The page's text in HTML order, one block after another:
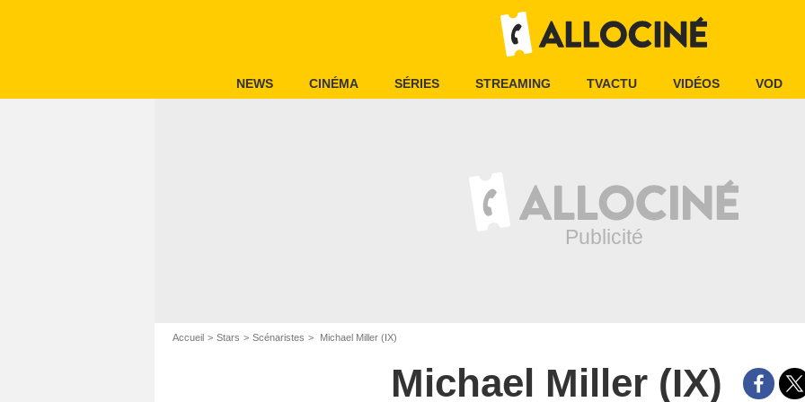
NEWS CINÉMA SÉRIES STREAMING TVACTU VIDÉOS VOD
Accueil Stars Scénaristes Michael Miller (IX)
Michael Miller (IX)